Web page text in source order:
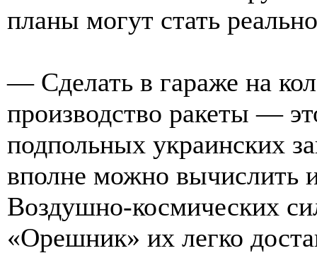
планы могут стать
— Сделать в гараже на
производство ракеты —
подпольных украинских
вполне можно вычислить
Воздушно-космических
«Орешник» их легко